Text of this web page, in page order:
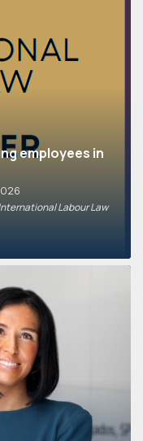
employees in
Labour Law